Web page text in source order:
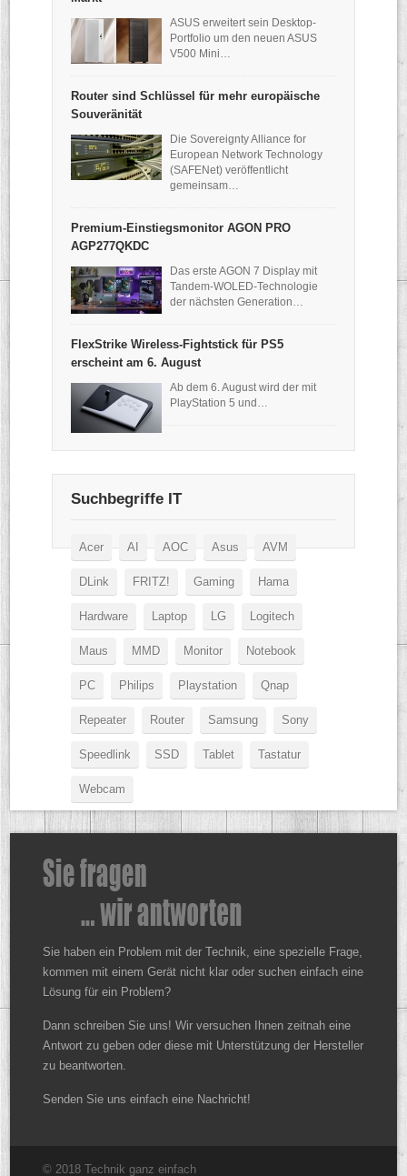
ASUS erweitert sein Desktop-
Portfolio um den neuen ASUS
V500 Mini…
Router sind Schlüssel für mehr europäische
Souveränität
Die Sovereignty Alliance for
European Network Technology
(SAFENet) veröffentlicht
gemeinsam…
Premium-Einstiegsmonitor AGON PRO
AGP277QKDC
Das erste AGON 7 Display mit
Tandem-WOLED-Technologie
der nächsten Generation…
FlexStrike Wireless-Fightstick für PS5
erscheint am 6. August
Ab dem 6. August wird der mit
PlayStation 5 und…
Suchbegriffe IT
Acer AI AOC Asus AVM
DLink FRITZ! Gaming Hama
Hardware Laptop LG Logitech
Maus MMD Monitor Notebook
PC Philips Playstation Qnap
Repeater Router Samsung Sony
Speedlink SSD Tablet Tastatur
Webcam
Sie haben ein Problem mit der Technik, eine spezielle Frage,
kommen mit einem Gerät nicht klar oder suchen einfach eine
Lösung für ein Problem?
Dann schreiben Sie uns! Wir versuchen Ihnen zeitnah eine
Antwort zu geben oder diese mit Unterstützung der Hersteller
zu beantworten.
Senden Sie uns einfach eine Nachricht!
© 2018 Technik ganz einfach